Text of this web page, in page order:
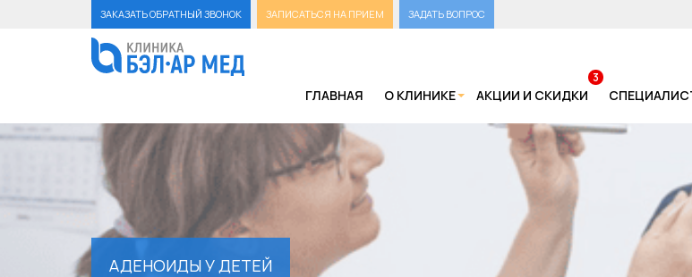
ЗАКАЗАТЬ ОБРАТНЫЙ ЗВОНОК ЗАПИСАТЬСЯ НА ПРИЕМ ЗАДАТЬ ВОПРОС
ГЛАВНАЯ О КЛИНИКЕ АКЦИИ И СКИДКИ
3
АДЕНОИДЫ У ДЕТЕЙ